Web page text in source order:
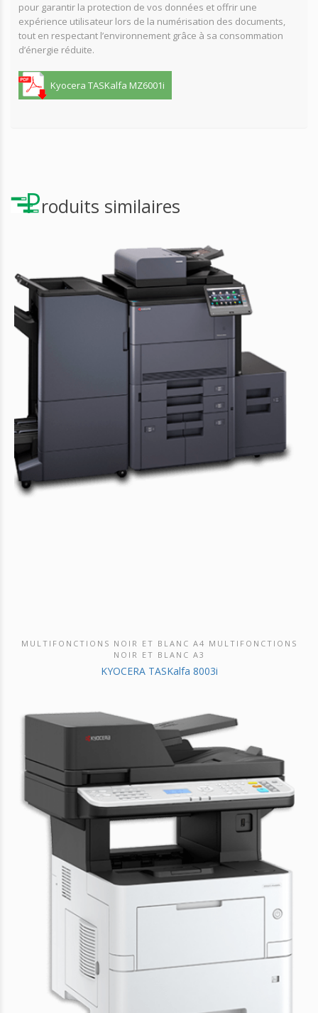
pour garantir la protection de vos données et offrir une
expérience utilisateur lors de la numérisation des documents,
tout en respectant l’environnement grâce à sa consommation
d’énergie réduite.
Kyocera TASKalfa MZ6001i
Produits similaires
DÉCOUVRIR CE PRODUIT
MULTIFONCTIONS NOIR ET BLANC A4 MULTIFONCTIONS
NOIR ET BLANC A3
KYOCERA TASKalfa 8003i